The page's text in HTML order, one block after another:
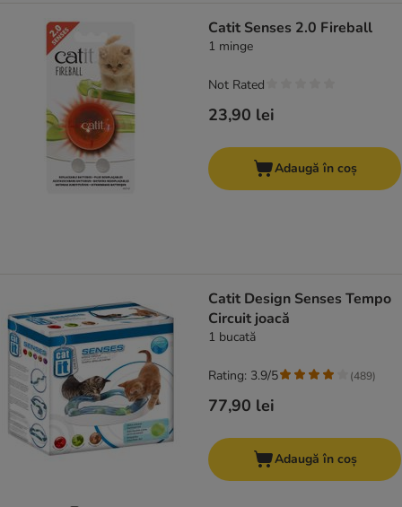
Catit Senses 2.0 Fireball
1 minge
23,90 lei
Not Rated
Adaugă în coș
Catit Design Senses Tempo
Circuit joacă
1 bucată
77,90 lei
Rating: 3.9/5 (489)
Adaugă în coș